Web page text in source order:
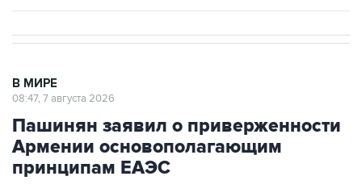
В МИРЕ
08:47, 7 августа 2026
Пашинян заявил о приверженности
Армении основополагающим
принципам ЕАЭС